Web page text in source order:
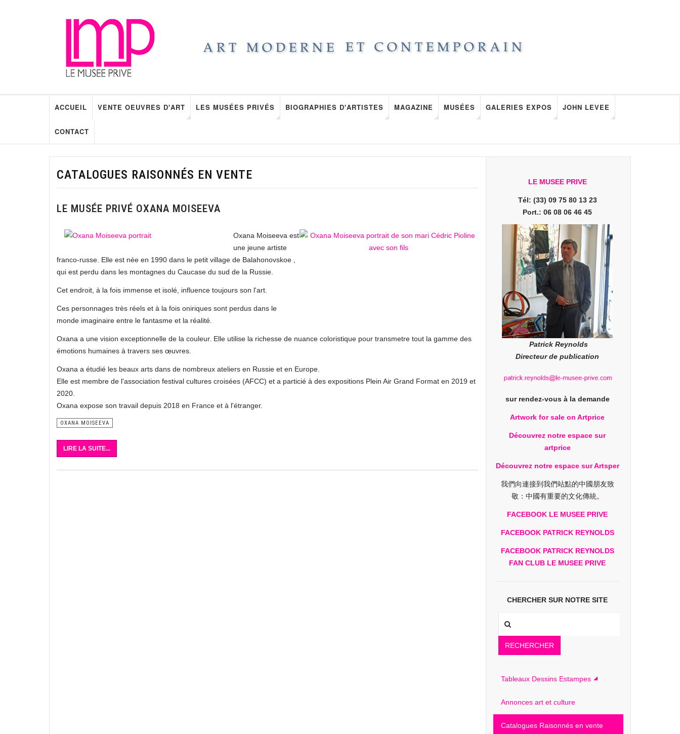
ACCUEIL VENTE OEUVRES D'ART LES MUSÉES PRIVÉS BIOGRAPHIES D'ARTISTES MAGAZINE MUSÉES GALERIES EXPOS JOHN LEVEE
CONTACT
CATALOGUES RAISONNÉS EN VENTE
LE MUSÉE PRIVÉ OXANA MOISEEVA
Oxana Moiseeva est
une jeune artiste
franco-russe. Elle est née en 1990 dans le petit village de Balahonovskoe ,
qui est perdu dans les montagnes du Caucase du sud de la Russie.
Cet endroit, à la fois immense et isolé, influence toujours son l'art.
Ces personnages très réels et à la fois oniriques sont perdus dans le
monde imaginaire entre le fantasme et la réalité.
Oxana a une vision exceptionnelle de la couleur. Elle utilise la richesse de nuance coloristique pour transmetre tout la gamme des
émotions humaines à travers ses œuvres.
Oxana a étudié les beaux arts dans de nombreux ateliers en Russie et en Europe.
Elle est membre de l'association festival cultures croisées (AFCC) et a particié à des expositions Plein Air Grand Format en 2019 et
2020.
Oxana expose son travail depuis 2018 en France et à l'étranger.
OXANA MOISEEVA
LIRE LA SUITE...
LE MUSEE PRIVE
Tél: (33) 09 75 80 13 23
Port.: 06 08 06 46 45
Patrick Reynolds
Directeur de publication
sur rendez-vous à la demande
Artwork for sale on Artprice
Découvrez notre espace sur
artprice
Découvrez notre espace sur Artsper
我們向連接到我們站點的中國朋友致
敬：中國有重要的文化傳統。
FACEBOOK LE MUSEE PRIVE
FACEBOOK PATRICK REYNOLDS
FACEBOOK PATRICK REYNOLDS
FAN CLUB LE MUSEE PRIVE
CHERCHER SUR NOTRE SITE
RECHERCHER
Tableaux Dessins Estampes
Annonces art et culture
Catalogues Raisonnés en vente